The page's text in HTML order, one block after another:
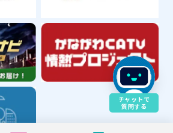
チャットで
質問する